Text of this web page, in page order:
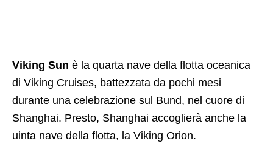
Viking Sun è la quarta nave della flotta oceanica
di Viking Cruises, battezzata da pochi mesi
durante una celebrazione sul Bund, nel cuore di
Shanghai. Presto, Shanghai accoglierà anche la
uinta nave della flotta, la Viking Orion.